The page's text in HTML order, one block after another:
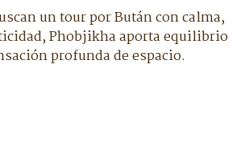
un tour por Bután con calma,
Phobjikha aporta equilibrio
profunda de espacio.